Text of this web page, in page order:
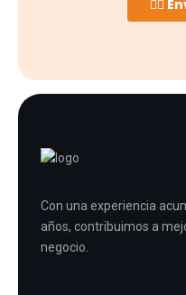
Con una experiencia
años, contribuimos a
negocio.